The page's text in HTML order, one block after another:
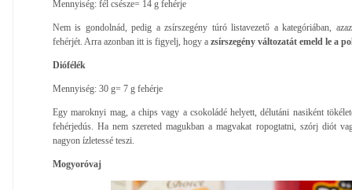
Mennyiség: fél csésze= 14 g fehérje
Nem is gondolnád, pedig a zsírszegény túró listavezető a kategóriában,
fehérjét. Arra azonban itt is figyelj, hogy a zsírszegény változatát emeld le a
Diófélék
Mennyiség: 30 g= 7 g fehérje
Egy maroknyi mag, a chips vagy a csokoládé helyett, délutáni nasiként
fehérjedús. Ha nem szereted magukban a magvakat ropogtatni, szórj diót
nagyon ízletessé teszi.
Mogyoróvaj